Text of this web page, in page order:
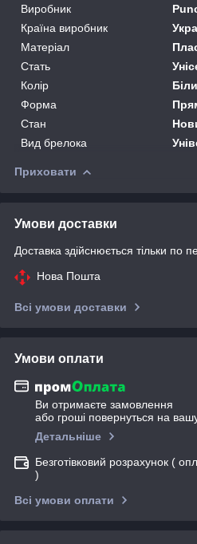
Виробник
Країна виробник
Матеріал
Стать
Колір
Форма
Стан
Вид брелока
Приховати
Умови доставки
Доставка здійснюється тільки по
Нова Пошта
Всі умови доставки
Умови оплати
Ви отримаєте замовлення
або гроші повернуться на
Детальніше
Безготівковий розрахунок (
)
Всі умови оплати